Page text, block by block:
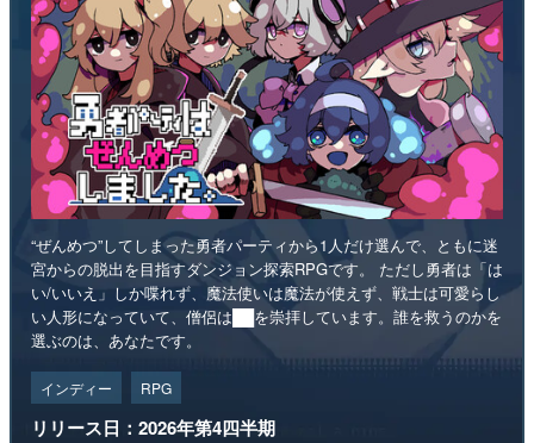
“ぜんめつ”してしまった勇者パーティから1人だけ選んで、ともに迷
宮からの脱出を目指すダンジョン探索RPGです。 ただし勇者は「は
い/いいえ」しか喋れず、魔法使いは魔法が使えず、戦士は可愛らし
い人形になっていて、僧侶は██を崇拝しています。誰を救うのかを
選ぶのは、あなたです。
インディー RPG
リリース日：2026年第4四半期